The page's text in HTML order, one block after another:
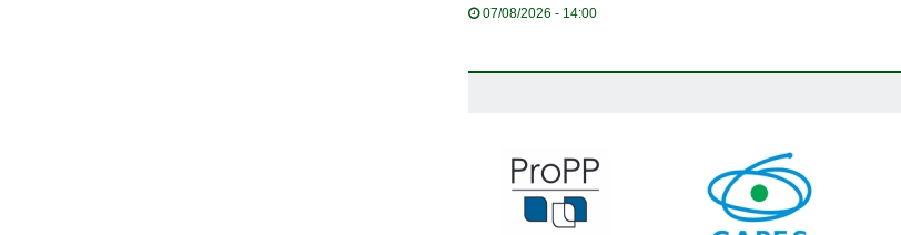
07/08/2026 - 14:00